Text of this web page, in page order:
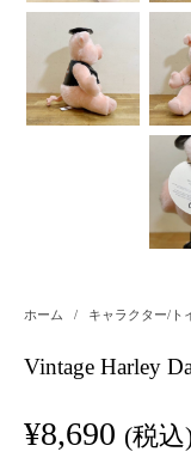
ホーム / キャラクター/ト
Vintage Harley
¥8,690 (税込